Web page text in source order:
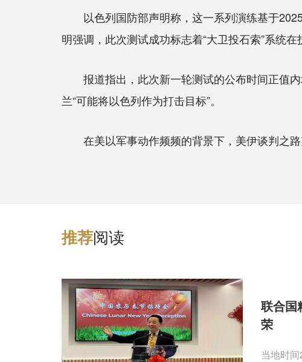
以色列国防部声明称，这一系列演练基于2025
明强调，此次测试成功标志着“大卫投石索”系统在
报道指出，此次新一轮测试的公布时间正值内
兰“可能将以色列作为打击目标”。
在美以军事动作频频的背景下，美伊谈判之路
推荐阅读
联合国
荣
当地时